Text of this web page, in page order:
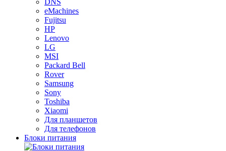
DNS
eMachines
Fujitsu
HP
Lenovo
LG
MSI
Packard Bell
Rover
Samsung
Sony
Toshiba
Xiaomi
Для планшетов
Для телефонов
Блоки питания